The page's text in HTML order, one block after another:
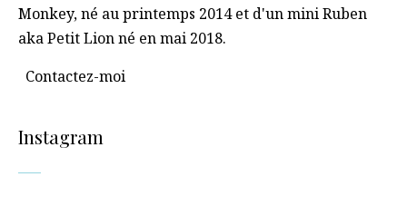
Monkey, né au printemps 2014 et d'un mini Ruben
aka Petit Lion né en mai 2018.
Contactez-moi
Instagram